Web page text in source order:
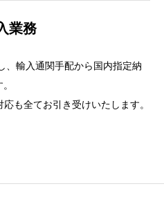
業務
輸入通関手配から国内指定納
も全てお引き受けいたします。